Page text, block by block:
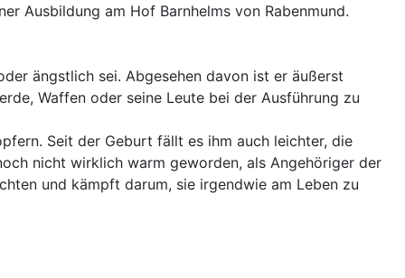
Ausbildung am Hof Barnhelms von Rabenmund.
ängstlich sei. Abgesehen davon ist er äußerst
Waffen oder seine Leute bei der Ausführung zu
Seit der Geburt fällt es ihm auch leichter, die
nicht wirklich warm geworden, als Angehöriger der
und kämpft darum, sie irgendwie am Leben zu